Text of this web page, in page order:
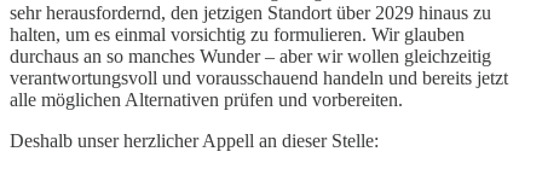
sehr herausfordernd, den jetzigen Standort über 2029 hinaus zu
halten, um es einmal vorsichtig zu formulieren. Wir glauben
durchaus an so manches Wunder – aber wir wollen gleichzeitig
verantwortungsvoll und vorausschauend handeln und bereits jetzt
alle möglichen Alternativen prüfen und vorbereiten.
Deshalb unser herzlicher Appell an dieser Stelle: